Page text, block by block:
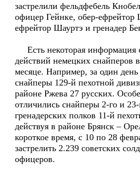
застрелили фельдфебель
офицер Гейнке, обер-
ефрейтор Шауртэ и гренадер
Есть некоторая информация о
действий немецких снайперов
месяце. Например, за один
снайперы 129-й пехотной
районе Ржева 27 русских.
отличились снайперы 2-го и 23-
гренадерских полков 11-й
действуя в районе Брянск –
короткое время, с 10 по 28
застрелить 2.239 советских
офицеров.